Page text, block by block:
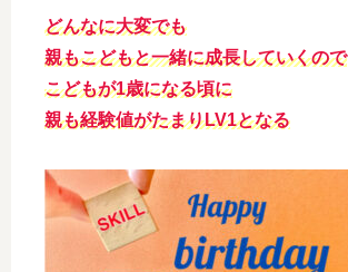
どんなに大変でも
親もこどもと一緒に成長していくので
こどもが1歳になる頃に
親も経験値がたまりLV1となる